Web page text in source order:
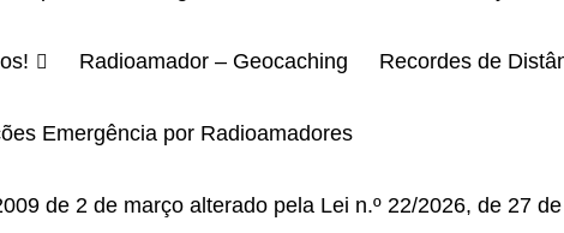
Radioamador – Geocaching Recordes de
Emergência por Radioamadores
de 2 de março alterado pela Lei n.º 22/2026, de 27